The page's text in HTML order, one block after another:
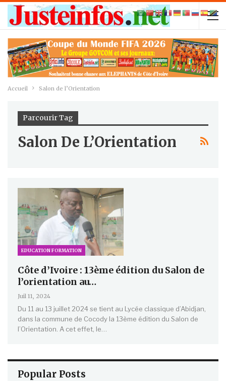
Accueil Salon de l’Orientation
Parcourir Tag
Salon De L’Orientation
EDUCATION FORMATION
Côte d’Ivoire : 13ème édition du Salon de
l’orientation au…
Juil 11, 2024
Du 11 au 13 juillet 2024 se tient au Lycée classique d’Abidjan,
dans la commune de Cocody la 13ème édition du Salon de
l’Orientation. A cet effet, le…
Popular Posts